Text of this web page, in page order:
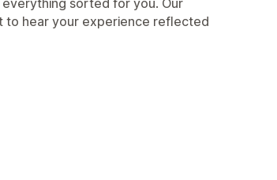
to hear your experience reflected